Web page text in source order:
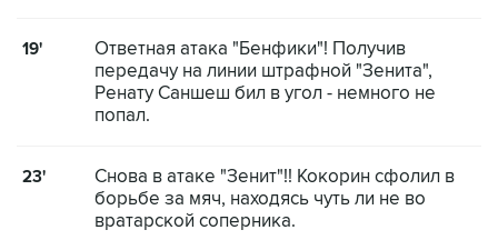
19'
Ответная атака "Бенфики"! Получив
передачу на линии штрафной "Зенита",
Ренату Саншеш бил в угол - немного не
попал.
23'
Снова в атаке "Зенит"!! Кокорин сфолил в
борьбе за мяч, находясь чуть ли не во
вратарской соперника.